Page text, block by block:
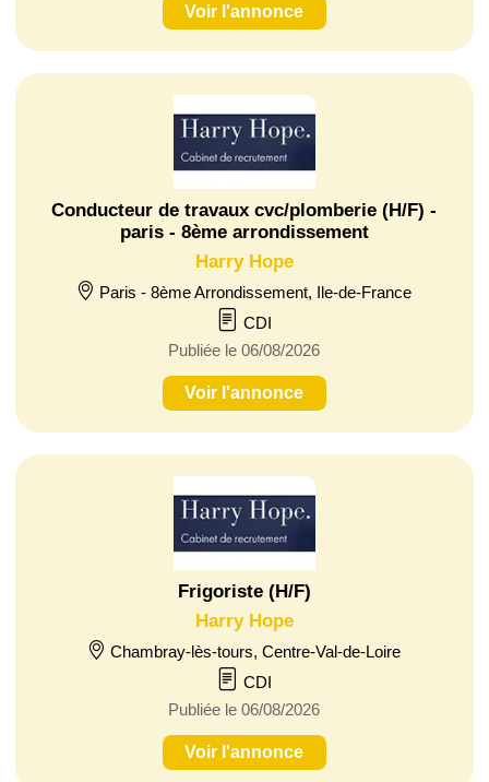
Voir l'annonce
Conducteur de travaux cvc/plomberie (H/F) -
paris - 8ème arrondissement
Harry Hope
Paris - 8ème Arrondissement, Ile-de-France
CDI
Publiée le 06/08/2026
Voir l'annonce
Frigoriste (H/F)
Harry Hope
Chambray-lès-tours, Centre-Val-de-Loire
CDI
Publiée le 06/08/2026
Voir l'annonce